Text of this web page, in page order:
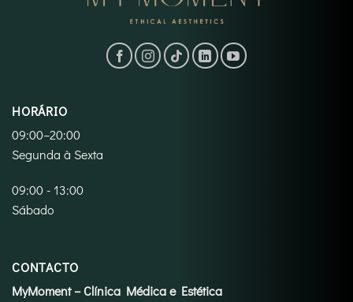
HORÁRIO
09:00–20:00
Segunda à Sexta
09:00 - 13:00
Sábado
CONTACTO
MyMoment – Clínica Médica e Estética